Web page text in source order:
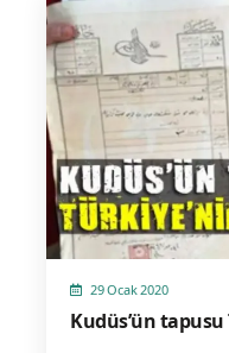
29 Ocak 2020
Kudüs’ün